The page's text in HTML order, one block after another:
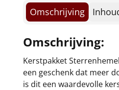
Omschrijving
Omschrijving:
Kerstpakket
een geschenk dat meer
is dit een waardevolle